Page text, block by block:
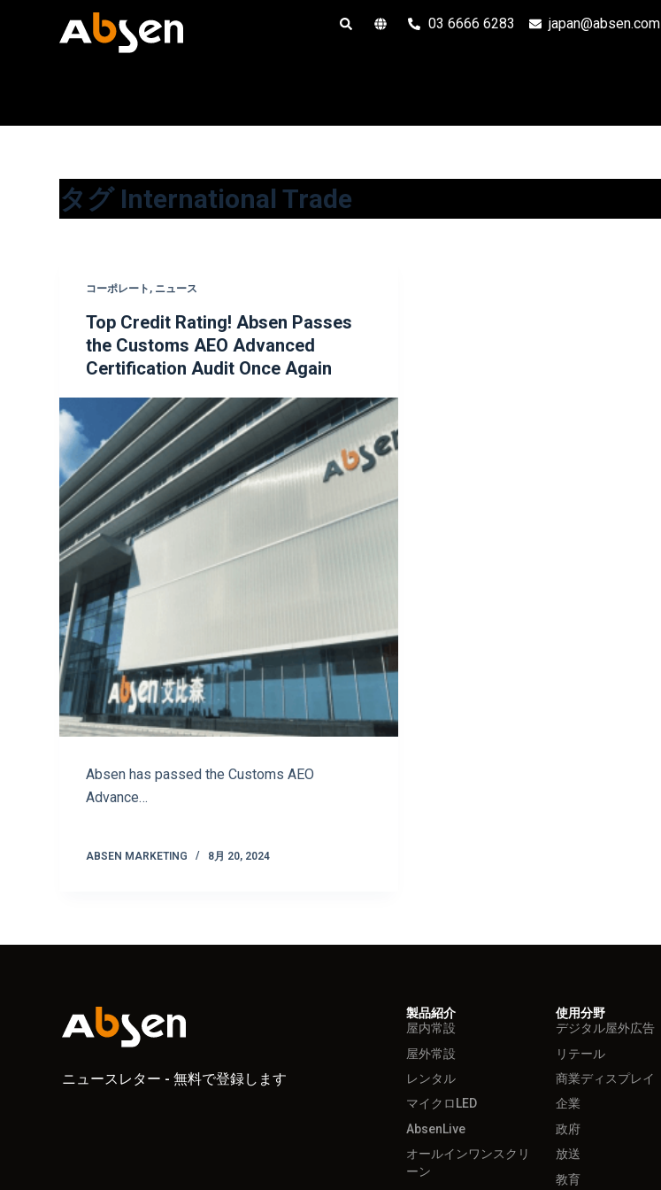
03 6666 6283 japan@absen.com
タグInternational Trade
コーポレート , ニュース
Top Credit Rating! Absen Passes
the Customs AEO Advanced
Certification Audit Once Again
Absen has passed the Customs AEO
Advance…
ABSEN MARKETING 8月 20, 2024
ニュースレター - 無料で登録します
製品紹介
屋内常設
屋外常設
レンタル
マイクロLED
AbsenLive
オールインワンスクリ
ーン
使用分野
デジタル屋外広告
リテール
商業ディスプレイ
企業
政府
放送
教育